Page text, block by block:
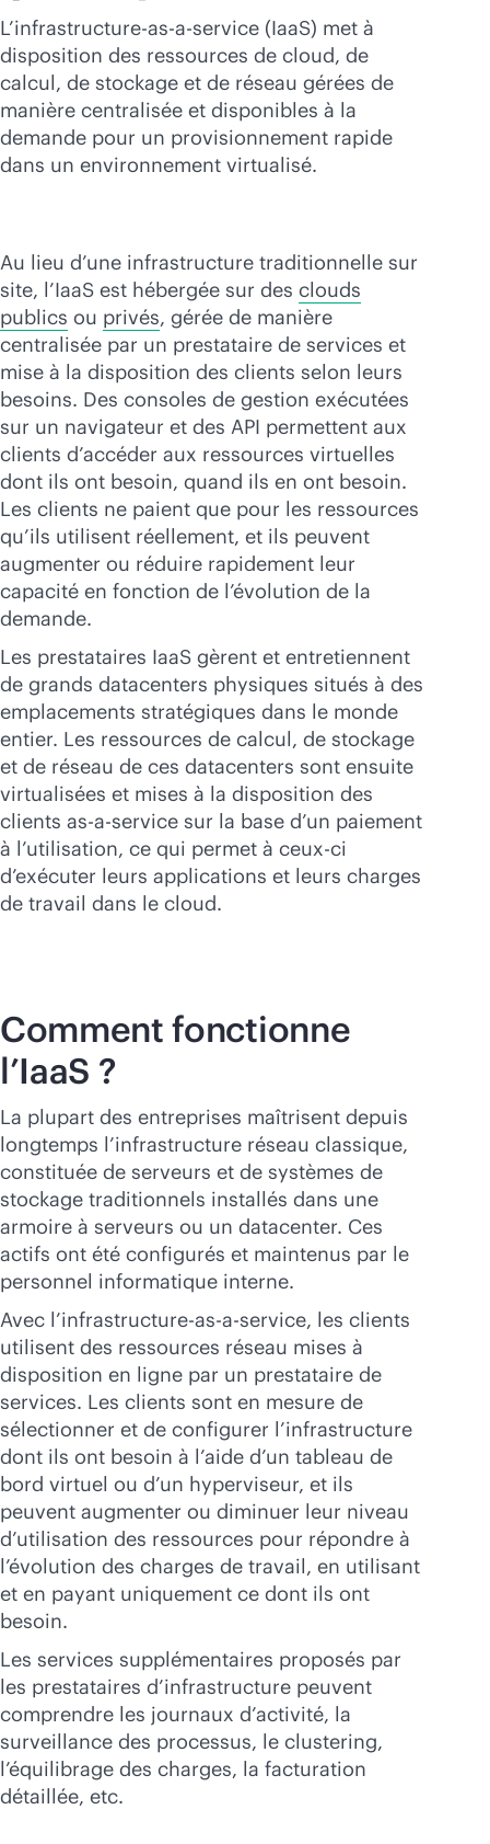
L’infrastructure-as-a-service (IaaS) met à
disposition des ressources de cloud, de
calcul, de stockage et de réseau gérées de
manière centralisée et disponibles à la
demande pour un provisionnement rapide
dans un environnement virtualisé.
Au lieu d’une infrastructure traditionnelle sur
site, l’IaaS est hébergée sur des clouds
publics ou privés, gérée de manière
centralisée par un prestataire de services et
mise à la disposition des clients selon leurs
besoins. Des consoles de gestion exécutées
sur un navigateur et des API permettent aux
clients d’accéder aux ressources virtuelles
dont ils ont besoin, quand ils en ont besoin.
Les clients ne paient que pour les ressources
qu’ils utilisent réellement, et ils peuvent
augmenter ou réduire rapidement leur
capacité en fonction de l’évolution de la
demande.
Les prestataires IaaS gèrent et entretiennent
de grands datacenters physiques situés à des
emplacements stratégiques dans le monde
entier. Les ressources de calcul, de stockage
et de réseau de ces datacenters sont ensuite
virtualisées et mises à la disposition des
clients as-a-service sur la base d’un paiement
à l’utilisation, ce qui permet à ceux-ci
d’exécuter leurs applications et leurs charges
de travail dans le cloud.
Comment fonctionne
l’IaaS ?
La plupart des entreprises maîtrisent depuis
longtemps l’infrastructure réseau classique,
constituée de serveurs et de systèmes de
stockage traditionnels installés dans une
armoire à serveurs ou un datacenter. Ces
actifs ont été configurés et maintenus par le
personnel informatique interne.
Avec l’infrastructure-as-a-service, les clients
utilisent des ressources réseau mises à
disposition en ligne par un prestataire de
services. Les clients sont en mesure de
sélectionner et de configurer l’infrastructure
dont ils ont besoin à l’aide d’un tableau de
bord virtuel ou d’un hyperviseur, et ils
peuvent augmenter ou diminuer leur niveau
d’utilisation des ressources pour répondre à
l’évolution des charges de travail, en utilisant
et en payant uniquement ce dont ils ont
besoin.
Les services supplémentaires proposés par
les prestataires d’infrastructure peuvent
comprendre les journaux d’activité, la
surveillance des processus, le clustering,
l’équilibrage des charges, la facturation
détaillée, etc.